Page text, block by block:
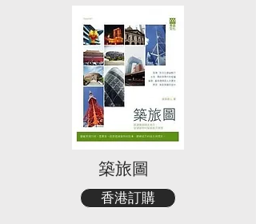
築旅圖
香港訂購